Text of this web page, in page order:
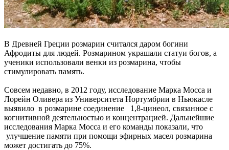
В Древней Греции розмарин считался даром богини
Афродиты для людей. Розмарином украшали статуи богов, а
ученики использовали венки из розмарина, чтобы
стимулировать память.
Совсем недавно, в 2012 году, исследование Марка Мосса и
Лорейн Оливера из Университета Нортумбрии в Ньюкасле
выявило в розмарине соединение 1,8-цинеол, связанное с
когнитивной деятельностью и концентрацией. Дальнейшие
исследования Марка Мосса и его команды показали, что
улучшение памяти при помощи эфирных масел розмарина
может достигать до 75%.